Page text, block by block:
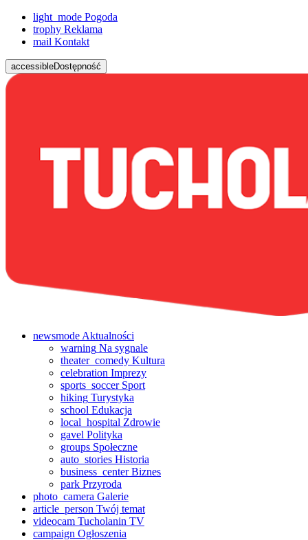
light_mode Pogoda
trophy Reklama
mail Kontakt
accessibleDostępność
newsmode Aktualności
warning Na sygnale
theater_comedy Kultura
celebration Imprezy
sports_soccerSport
hiking Turystyka
school Edukacja
local_hospital Zdrowie
gavel Polityka
groups Społeczne
auto_stories Historia
business_centerBiznes
park Przyroda
photo_camera Galerie
article_person Twój temat
videocam Tucholanin TV
campaign Ogłoszenia